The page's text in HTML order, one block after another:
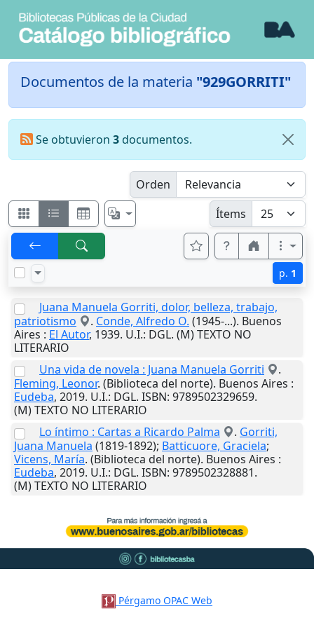
Documentos de la materia "929GORRITI"
Se obtuvieron 3documentos.
Orden
Ítems
p. 1
Juana Manuela Gorriti, dolor, belleza, trabajo,
patriotismo
. Conde, Alfredo O. (1945-...). Buenos
Aires : El Autor, 1939. U.I.: DGL. (M) TEXTO NO
LITERARIO
Una vida de novela : Juana Manuela Gorriti
.
Fleming, Leonor. (Biblioteca del norte). Buenos Aires :
Eudeba, 2019. U.I.: DGL. ISBN: 9789502329659.
(M) TEXTO NO LITERARIO
Lo íntimo : Cartas a Ricardo Palma
. Gorriti,
Juana Manuela (1819-1892); Batticuore, Graciela;
Vicens, María. (Biblioteca del norte). Buenos Aires :
Eudeba, 2019. U.I.: DGL. ISBN: 9789502328881.
(M) TEXTO NO LITERARIO
Pérgamo OPAC Web